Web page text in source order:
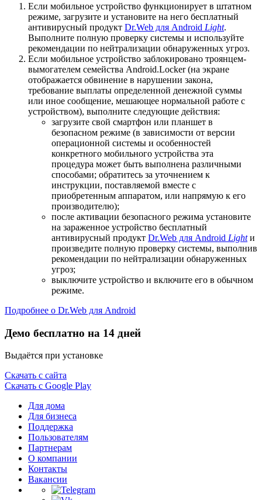
Если мобильное устройство функционирует в штатном
режиме, загрузите и установите на него бесплатный
антивирусный продукт Dr.Web для Android Light.
Выполните полную проверку системы и используйте
рекомендации по нейтрализации обнаруженных угроз.
Если мобильное устройство заблокировано троянцем-
вымогателем семейства Android.Locker (на экране
отображается обвинение в нарушении закона,
требование выплаты определенной денежной суммы
или иное сообщение, мешающее нормальной работе с
устройством), выполните следующие действия:
загрузите свой смартфон или планшет в
безопасном режиме (в зависимости от версии
операционной системы и особенностей
конкретного мобильного устройства эта
процедура может быть выполнена различными
способами; обратитесь за уточнением к
инструкции, поставляемой вместе с
приобретенным аппаратом, или напрямую к его
производителю);
после активации безопасного режима установите
на зараженное устройство бесплатный
антивирусный продукт Dr.Web для Android Lightи
произведите полную проверку системы, выполнив
рекомендации по нейтрализации обнаруженных
угроз;
выключите устройство и включите его в обычном
режиме.
Подробнее о Dr.Web для Android
Демо бесплатно на 14 дней
Выдаётся при установке
Скачать с сайта
Скачать с Google Play
Для дома
Для бизнеса
Поддержка
Пользователям
Партнерам
О компании
Контакты
Вакансии